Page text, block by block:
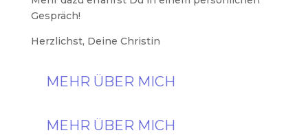
Gespräch!
Herzlichst, Deine Christin
MEHR ÜBER MICH
MEHR ÜBER MICH